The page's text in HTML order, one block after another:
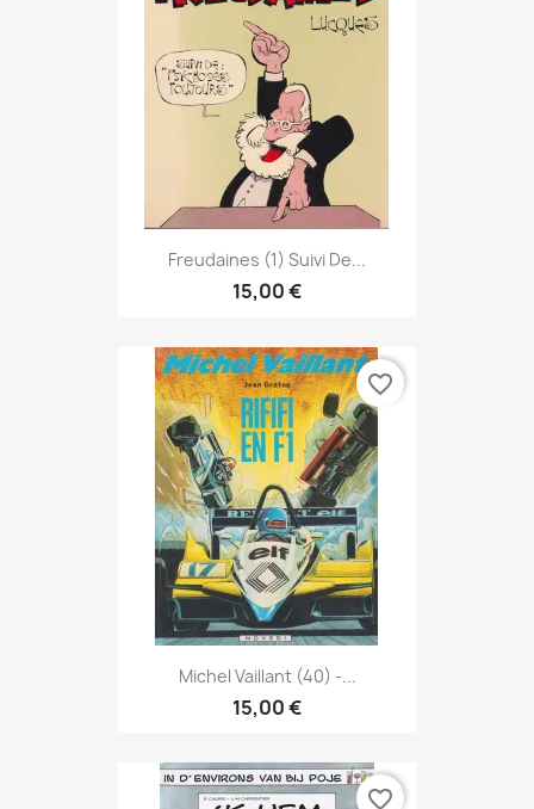
Freudaines (1) Suivi De...
15,00 €
Michel Vaillant (40) -...
15,00 €
favorite_border
favorite_border